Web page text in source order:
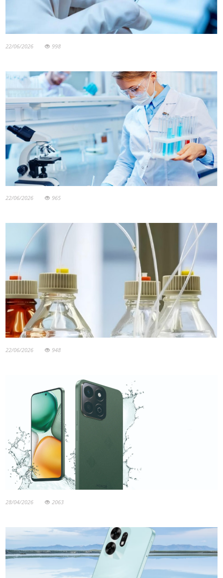
22/06/2026 998
22/06/2026 965
22/06/2026 948
28/04/2026 2063